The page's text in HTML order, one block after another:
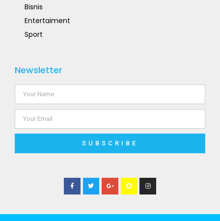
Bisnis
Entertaiment
Sport
Newsletter
SUBSCRIBE